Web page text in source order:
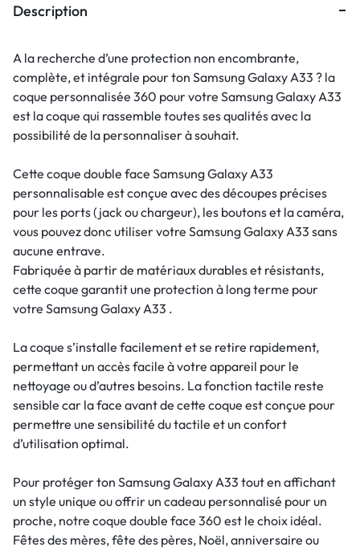
Description
A la recherche d’une protection non encombrante,
complète, et intégrale pour ton Samsung Galaxy A33 ? la
coque personnalisée 360 pour votre Samsung Galaxy A33
est la coque qui rassemble toutes ses qualités avec la
possibilité de la personnaliser à souhait.
Cette coque double face Samsung Galaxy A33
personnalisable est conçue avec des découpes précises
pour les ports (jack ou chargeur), les boutons et la caméra,
vous pouvez donc utiliser votre Samsung Galaxy A33 sans
aucune entrave.
Fabriquée à partir de matériaux durables et résistants,
cette coque garantit une protection à long terme pour
votre Samsung Galaxy A33 .
La coque s’installe facilement et se retire rapidement,
permettant un accès facile à votre appareil pour le
nettoyage ou d’autres besoins. La fonction tactile reste
sensible car la face avant de cette coque est conçue pour
permettre une sensibilité du tactile et un confort
d’utilisation optimal.
Pour protéger ton Samsung Galaxy A33 tout en affichant
un style unique ou offrir un cadeau personnalisé pour un
proche, notre coque double face 360 est le choix idéal.
Fêtes des mères, fête des pères, Noël, anniversaire ou